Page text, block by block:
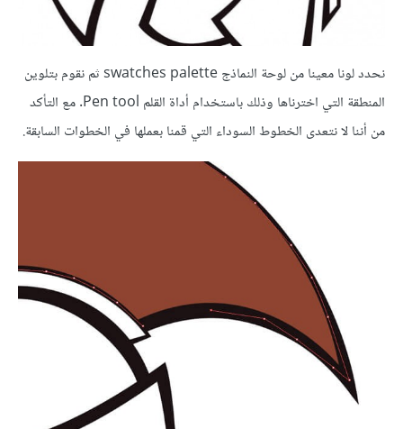
نحدد لونا معينا من لوحة النماذج swatches palette ثم نقوم بتلوين
المنطقة التي اخترناها وذلك باستخدام أداة القلم Pen tool. مع التأكد
من أننا لا نتعدى الخطوط السوداء التي قمنا بعملها في الخطوات السابقة.